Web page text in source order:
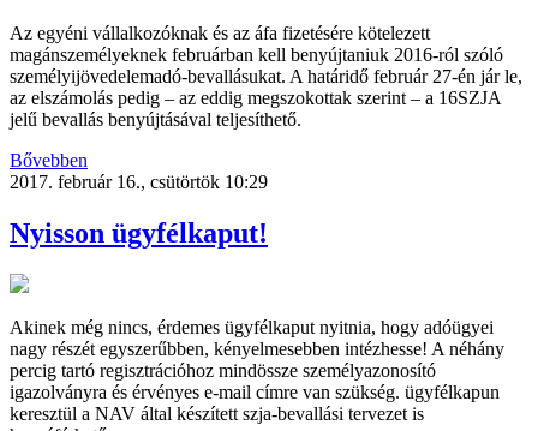
Az egyéni vállalkozóknak és az áfa fizetésére kötelezett
magánszemélyeknek februárban kell benyújtaniuk 2016-ról szóló
személyijövedelemadó-bevallásukat. A határidő február 27-én jár le,
az elszámolás pedig – az eddig megszokottak szerint – a 16SZJA
jelű bevallás benyújtásával teljesíthető.
Bővebben
2017. február 16., csütörtök 10:29
Nyisson ügyfélkaput!
Akinek még nincs, érdemes ügyfélkaput nyitnia, hogy adóügyei
nagy részét egyszerűbben, kényelmesebben intézhesse! A néhány
percig tartó regisztrációhoz mindössze személyazonosító
igazolványra és érvényes e-mail címre van szükség. ügyfélkapun
keresztül a NAV által készített szja-bevallási tervezet is